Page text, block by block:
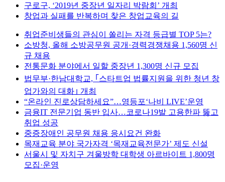
구로구, ‘2019년 중장년 일자리 박람회’ 개최
창업과 실패를 반복하며 찾은 창업교육의 길
취업준비생들의 관심이 쏠리는 자격 등급별 TOP 5는?
소방청, 올해 소방공무원 공개·경력경쟁채용 1,560명 신
규 채용
전통문화 분야에서 일할 중장년 1,300명 신규 모집
법무부·한남대학교, ｢스타트업 법률지원을 위한 청년 창
업가와의 대화｣ 개최
“온라인 진로상담하세요”…영등포‘나비 LIVE’운영
금융IT 전문기업 동반 입사…코로나19발 고용한파 뚫고
취업 성공
중증장애인 공무원 채용 응시요건 완화
목재교육 분야 국가자격 ‘목재교육전문가’ 제도 신설
서울시 및 자치구 겨울방학 대학생 아르바이트 1,800명
모집·운영